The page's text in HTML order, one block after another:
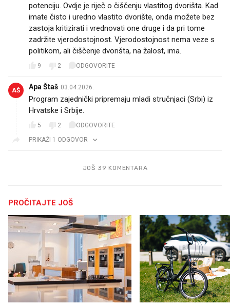
potenciju. Ovdje je riječ o čiščenju vlastitog dvorišta. Kad
imate čisto i uredno vlastito dvorište, onda možete bez
zastoja kritizirati i vrednovati one druge i da pri tome
zadržite vjerodostojnost. Vjerodostojnost nema veze s
politikom, ali čiščenje dvorišta, na žalost, ima.
9 2 ODGOVORITE
AŠ Apa Štaš 03.04.2026.
Program zajednički pripremaju mladi stručnjaci (Srbi) iz
Hrvatske i Srbije.
5 2
ODGOVORITE
PRIKAŽI 1 ODGOVOR
JOŠ 39 KOMENTARA
PROČITAJTE JOŠ